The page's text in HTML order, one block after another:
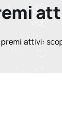
attivi: